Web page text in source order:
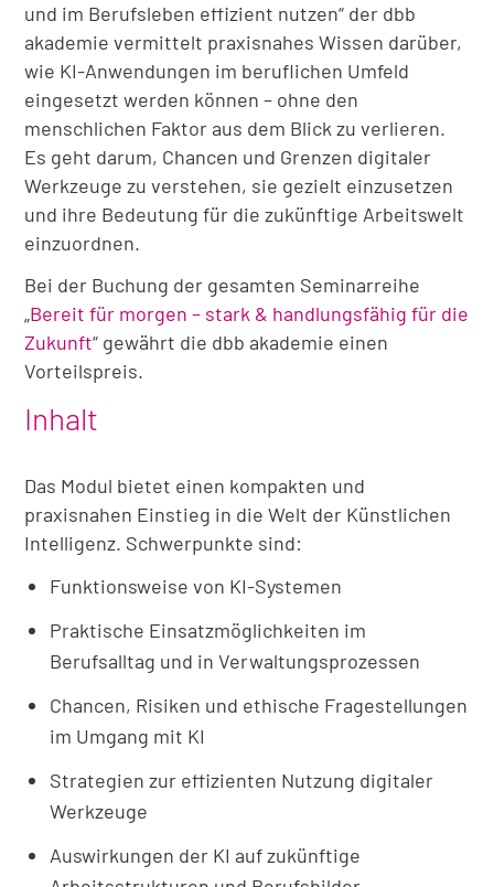
und im Berufsleben effizient nutzen“ der dbb
akademie vermittelt praxisnahes Wissen darüber,
wie KI-Anwendungen im beruflichen Umfeld
eingesetzt werden können – ohne den
menschlichen Faktor aus dem Blick zu verlieren.
Es geht darum, Chancen und Grenzen digitaler
Werkzeuge zu verstehen, sie gezielt einzusetzen
und ihre Bedeutung für die zukünftige Arbeitswelt
einzuordnen.
Bei der Buchung der gesamten Seminarreihe
„Bereit für morgen – stark & handlungsfähig für die
Zukunft“ gewährt die dbb akademie einen
Vorteilspreis.
Inhalt
Das Modul bietet einen kompakten und
praxisnahen Einstieg in die Welt der Künstlichen
Intelligenz. Schwerpunkte sind:
Funktionsweise von KI-Systemen
Praktische Einsatzmöglichkeiten im
Berufsalltag und in Verwaltungsprozessen
Chancen, Risiken und ethische Fragestellungen
im Umgang mit KI
Strategien zur effizienten Nutzung digitaler
Werkzeuge
Auswirkungen der KI auf zukünftige